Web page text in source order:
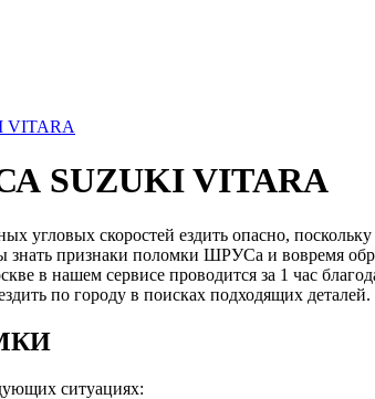
SUZUKI VITARA
угловых скоростей ездить опасно,
признаки поломки ШРУСа и вовремя
в нашем сервисе проводится за 1 час
по городу в поисках подходящих деталей.
ситуациях: